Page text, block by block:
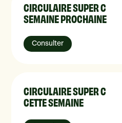
CIRCULAIRE SUPER C
SEMAINE PROCHAINE
Consulter
CIRCULAIRE SUPER C
CETTE SEMAINE